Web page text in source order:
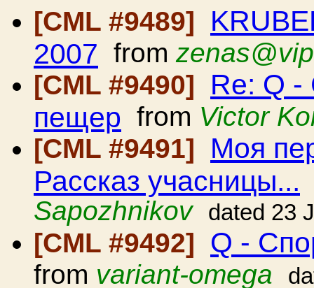
[CML #9489]
2007 from
[CML #9490]
Re: Q
пещер from Victor
[CML #9491]
Моя
Расcказ учасницы...
Sapozhnikov
dated 23
[CML #9492] Q -
from variant-omega